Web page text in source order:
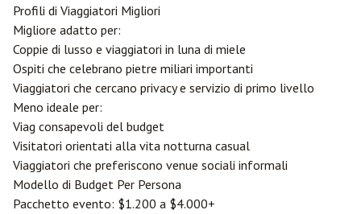
Profili di Viaggiatori Migliori
Migliore adatto per:
Coppie di lusso e viaggiatori in luna di miele
Ospiti che celebrano pietre miliari importanti
Viaggiatori che cercano privacy e servizio di primo livello
Meno ideale per:
Viag consapevoli del budget
Visitatori orientati alla vita notturna casual
Viaggiatori che preferiscono venue sociali informali
Modello di Budget Per Persona
Pacchetto evento: $1.200 a $4.000+